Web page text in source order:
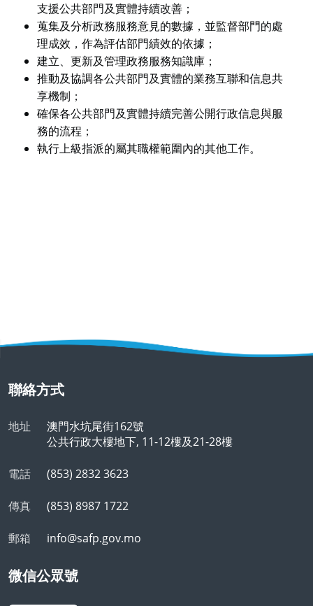
支援公共部門及實體持續改善；
蒐集及分析政務服務意見的數據，並監督部門的處
理成效，作為評估部門績效的依據；
建立、更新及管理政務服務知識庫；
推動及協調各公共部門及實體的業務互聯和信息共
享機制；
確保各公共部門及實體持續完善公開行政信息與服
務的流程；
執行上級指派的屬其職權範圍內的其他工作。
聯絡方式
地址
澳門水坑尾街162號
公共行政大樓地下, 11-12樓及21-28樓
電話 (853) 2832 3623
傳真 (853) 8987 1722
郵箱 info@safp.gov.mo
微信公眾號